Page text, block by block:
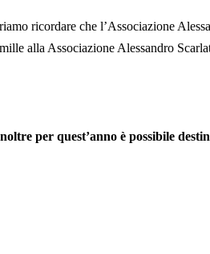
ricordare che l’Associazione
alla Associazione Alessandro
per quest’anno è possibile